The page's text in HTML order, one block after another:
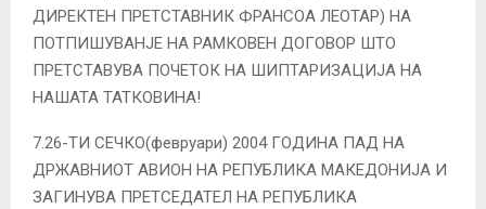
ДИРЕКТЕН ПРЕТСТАВНИК ФРАНСОА ЛЕОТАР) НА
ПОТПИШУВАНЈЕ НА РАМКОВЕН ДОГОВОР ШТО
ПРЕТСТАВУВА ПОЧЕТОК НА ШИПТАРИЗАЦИЈА НА
НАШАТА ТАТКОВИНА!
7.26-ТИ СЕЧКО(февруари) 2004 ГОДИНА ПАД НА
ДРЖАВНИОТ АВИОН НА РЕПУБЛИКА МАКЕДОНИЈА И
ЗАГИНУВА ПРЕТСЕДАТЕЛ НА РЕПУБЛИКА